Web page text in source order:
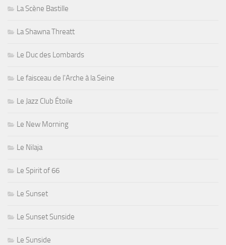
La Scène Bastille
La Shawna Threatt
Le Duc des Lombards
Le faisceau de l'Arche à la Seine
Le Jazz Club Étoile
Le New Morning
Le Nilaja
Le Spirit of 66
Le Sunset
Le Sunset Sunside
Le Sunside